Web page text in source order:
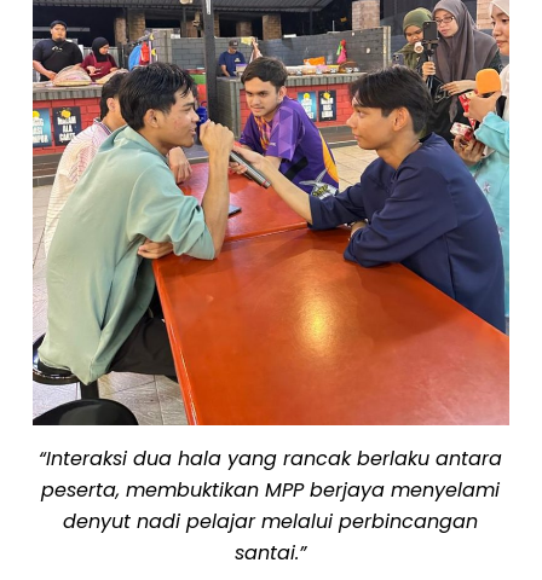
“Interaksi dua hala yang rancak berlaku antara
peserta, membuktikan MPP berjaya menyelami
denyut nadi pelajar melalui perbincangan
santai.”